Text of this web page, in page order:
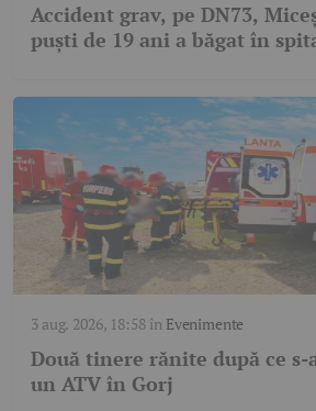
Accident grav, pe DN73,
puști de 19 ani a băgat în
3 aug. 2026, 18:58în Evenimente
Două tinere rănite după ce
un ATV în Gorj